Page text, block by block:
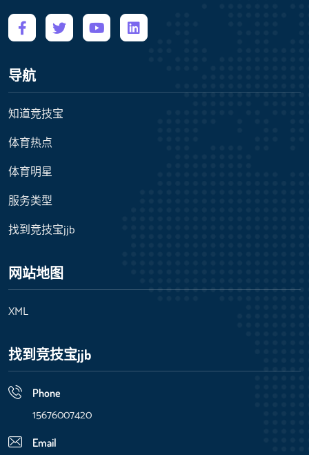
导航
知道竞技宝
体育热点
体育明星
服务类型
找到竞技宝jjb
网站地图
XML
找到竞技宝jjb
Phone
15676007420
Email